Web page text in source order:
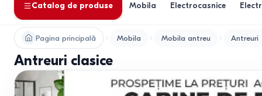
Catalog de produse Mobila Electrocasnice
Pagina principală Mobila Mobila antreu Antreuri
Antreuri clasice